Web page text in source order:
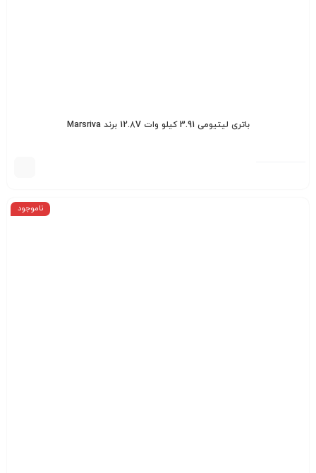
باتری لیتیومی 3.91 کیلو وات 12.8V برند Marsriva
ناموجود